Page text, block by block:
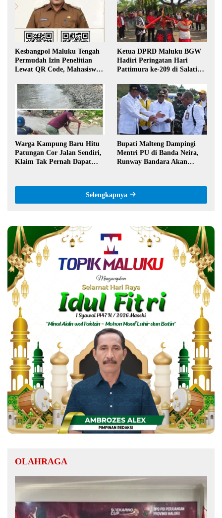
Kesbangpol Maluku Tengah
Permudah Izin Penelitian
Lewat QR Code, Mahasiswa
Ketua DPRD Maluku BGW
Hadiri Peringatan Hari
Pattimura ke-209 di Salatiga,
Orang Basudara
Warga Kampung Baru Hitu
Patungan Cor Jalan Sendiri,
Klaim Tak Pernah Dapat
Bupati Malteng Dampingi
Mentri PU di Banda Neira,
Runway Bandara Akan
Selengkapnya
OLAHRAGA